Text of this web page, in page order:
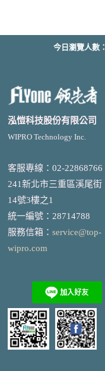
今日瀏覽人數：
泓愷科技股份有限公司
WIPRO Technology Inc.
客服專線：02-22868766
241新北市三重區溪尾街
14號3樓之1
統一編號 ： 28714788
服務信箱： service@top-
wipro.com